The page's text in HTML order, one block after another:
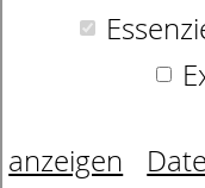
anzeigen